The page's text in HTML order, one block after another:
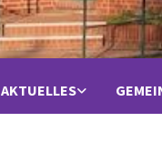
AKTUELLES